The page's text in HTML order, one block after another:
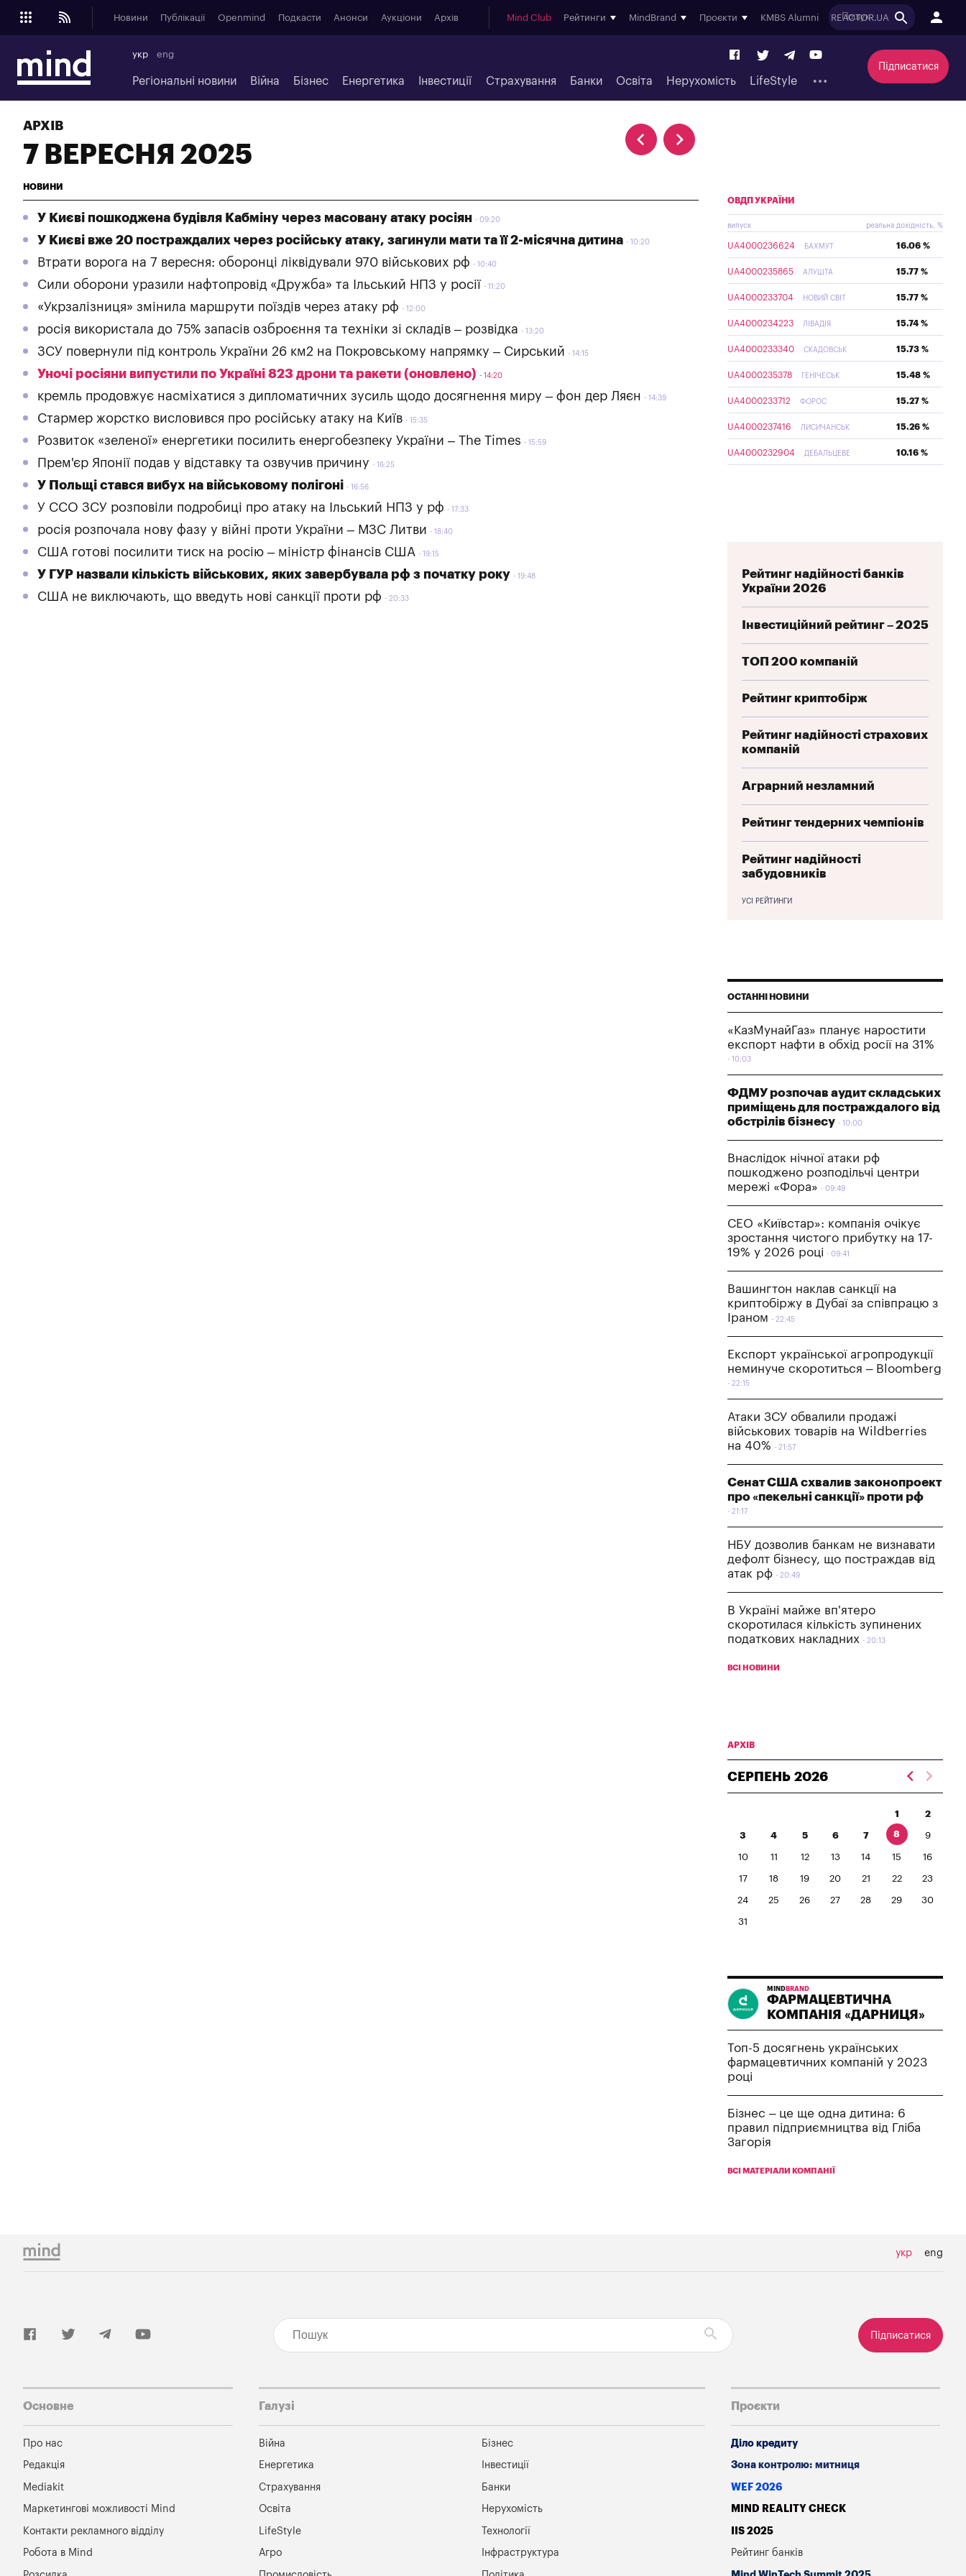
Новини Публікації Openmind Подкасти Анонси Аукціони Архів Mind Club Рейтинги MindBrand Проєкти KMBS Alumni REACTOR.UA
укр eng
Регіональні новини Війна Бізнес Енергетика Інвестиції Страхування Банки Освіта Нерухомість LifeStyle
Підписатися
АРХІВ
7 ВЕРЕСНЯ 2025
НОВИНИ
У Києві пошкоджена будівля Кабміну через масовану атаку росіян 09:20
У Києві вже 20 постраждалих через російську атаку, загинули мати та її 2-місячна дитина 10:20
Втрати ворога на 7 вересня: оборонці ліквідували 970 військових рф 10:40
Сили оборони уразили нафтопровід «Дружба» та Ільський НПЗ у росії 11:20
«Укрзалізниця» змінила маршрути поїздів через атаку рф 12:00
росія використала до 75% запасів озброєння та техніки зі складів – розвідка 13:20
ЗСУ повернули під контроль України 26 км2 на Покровському напрямку – Сирський 14:15
Уночі росіяни випустили по Україні 823 дрони та ракети (оновлено) 14:20
кремль продовжує насміхатися з дипломатичних зусиль щодо досягнення миру – фон дер Ляєн 14:39
Стармер жорстко висловився про російську атаку на Київ 15:35
Розвиток «зеленої» енергетики посилить енергобезпеку України – The Times 15:59
Прем'єр Японії подав у відставку та озвучив причину 16:25
У Польщі стався вибух на військовому полігоні 16:56
У ССО ЗСУ розповіли подробиці про атаку на Ільський НПЗ у рф 17:33
росія розпочала нову фазу у війні проти України – МЗС Литви 18:40
США готові посилити тиск на росію – міністр фінансів США 19:15
У ГУР назвали кількість військових, яких завербувала рф з початку року 19:48
США не виключають, що введуть нові санкції проти рф 20:33
ОВДП УКРАЇНИ
випуск реальна дохідність, %
UA4000236624 БАХМУТ 16.06 %
UA4000235865 АЛУШТА 15.77 %
UA4000233704 НОВИЙ СВІТ 15.77 %
UA4000234223 ЛІВАДІЯ 15.74 %
UA4000233340 СКАДОВСЬК 15.73 %
UA4000235378 ГЕНІЧЕСЬК 15.48 %
UA4000233712 ФОРОС 15.27 %
UA4000237416 ЛИСИЧАНСЬК 15.26 %
UA4000232904 ДЕБАЛЬЦЕВЕ 10.16 %
Рейтинг надійності банків
України 2026
Інвестиційний рейтинг – 2025
ТОП 200 компаній
Рейтинг криптобірж
Рейтинг надійності страхових
компаній
Аграрний незламний
Рейтинг тендерних чемпіонів
Рейтинг надійності
забудовників
УСІ РЕЙТИНГИ
ОСТАННІ НОВИНИ
«КазМунайГаз» планує наростити
експорт нафти в обхід росії на 31%
10:03
ФДМУ розпочав аудит складських
приміщень для постраждалого від
обстрілів бізнесу
10:00
Внаслідок нічної атаки рф
пошкоджено розподільчі центри
мережі «Фора»
09:49
СЕО «Київстар»: компанія очікує
зростання чистого прибутку на 17-
19% у 2026 році
09:41
Вашингтон наклав санкції на
криптобіржу в Дубаї за співпрацю з
Іраном
22:45
Експорт української агропродукції
неминуче скоротиться – Bloomberg
22:15
Атаки ЗСУ обвалили продажі
військових товарів на Wildberries
на 40%
21:57
Сенат США схвалив законопроект
про «пекельні санкції» проти рф
21:17
НБУ дозволив банкам не визнавати
дефолт бізнесу, що постраждав від
атак рф
20:49
В Україні майже вп'ятеро
скоротилася кількість зупинених
податкових накладних
20:13
ВСІ НОВИНИ
АРХІВ
СЕРПЕНЬ 2026
1 2
3 4 5 6 7 8 9
10 11 12 13 14 15 16
17 18 19 20 21 22 23
24 25 26 27 28 29 30
31
MIND BRAND
ФАРМАЦЕВТИЧНА
КОМПАНІЯ «ДАРНИЦЯ»
Топ-5 досягнень українських
фармацевтичних компаній у 2023
році
Бізнес – це ще одна дитина: 6
правил підприємництва від Гліба
Загорія
ВСІ МАТЕРІАЛИ КОМПАНІЇ
укр eng
Підписатися
Основне
Про нас
Редакція
Mediakit
Маркетингові можливості Mind
Контакти рекламного відділу
Робота в Mind
Галузі
Війна Бізнес
Енергетика Інвестиції
Страхування Банки
Освіта Нерухомість
LifeStyle Технології
Агро Інфраструктура
Проєкти
Діло кредиту
Зона контролю: митниця
WEF 2026
MIND REALITY CHECK
IIS 2025
Рейтинг банків